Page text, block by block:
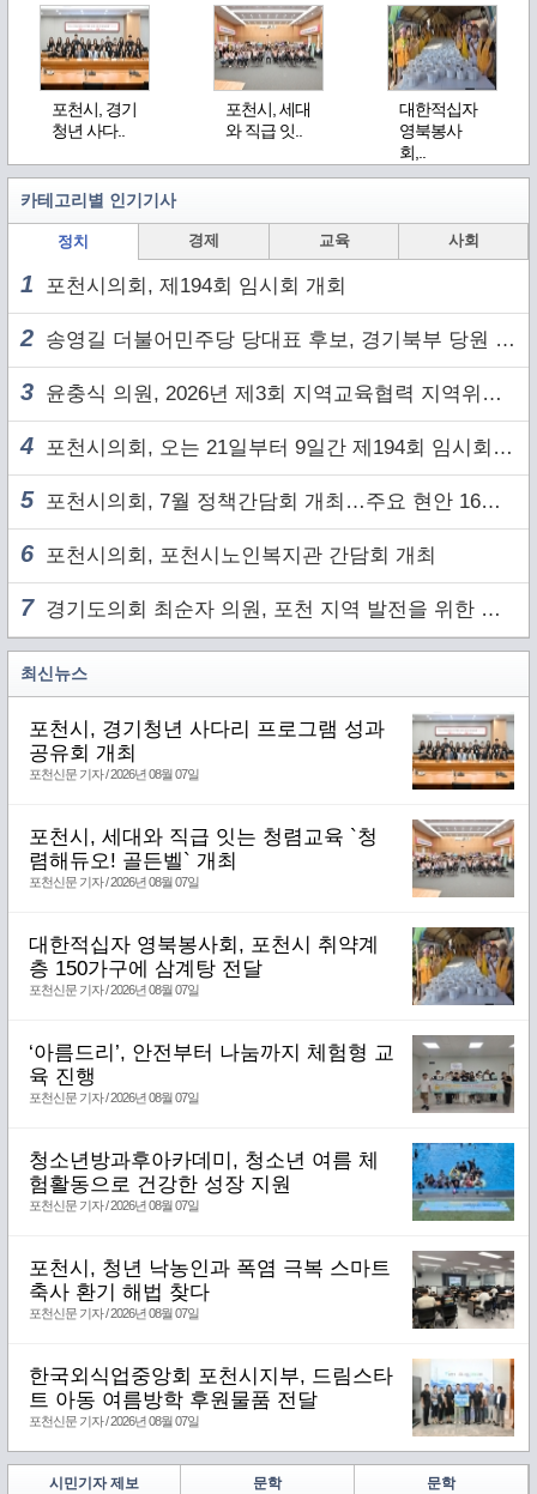
포천시, 경기
청년 사다..
포천시, 세대
와 직급 잇..
대한적십자
영북봉사
회,..
카테고리별 인기기사
정치 경제 교육 사회
1 포천시의회, 제194회 임시회 개회
2 송영길 더불어민주당 당대표 후보, 경기북부 당원 및 2030 세대와 ‘소통 행보’
3 윤충식 의원, 2026년 제3회 지역교육협력 지역위원회 주재
4 포천시의회, 오는 21일부터 9일간 제194회 임시회 개회
5 포천시의회, 7월 정책간담회 개최…주요 현안 16건 점검
6 포천시의회, 포천시노인복지관 간담회 개최
7경기도의회 최순자 의원, 포천 지역 발전을 위한 정담회 개최
최신뉴스
포천시, 경기청년 사다리 프로그램 성과
공유회 개최
포천신문 기자 / 2026년 08월 07일
포천시, 세대와 직급 잇는 청렴교육 `청
렴해듀오! 골든벨` 개최
포천신문 기자 / 2026년 08월 07일
대한적십자 영북봉사회, 포천시 취약계
층 150가구에 삼계탕 전달
포천신문 기자 / 2026년 08월 07일
‘아름드리’, 안전부터 나눔까지 체험형 교
육 진행
포천신문 기자 / 2026년 08월 07일
청소년방과후아카데미, 청소년 여름 체
험활동으로 건강한 성장 지원
포천신문 기자 / 2026년 08월 07일
포천시, 청년 낙농인과 폭염 극복 스마트
축사 환기 해법 찾다
포천신문 기자 / 2026년 08월 07일
한국외식업중앙회 포천시지부, 드림스타
트 아동 여름방학 후원물품 전달
포천신문 기자 / 2026년 08월 07일
시민기자 제보 문학 문학